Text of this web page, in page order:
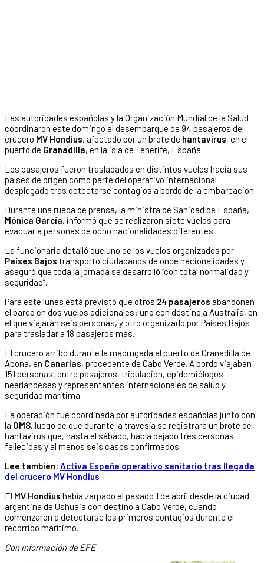
Las autoridades españolas y la Organización Mundial de la Salud
coordinaron este domingo el desembarque de 94 pasajeros del
crucero MV Hondius, afectado por un brote de hantavirus, en el
puerto de Granadilla, en la isla de Tenerife, España.
Los pasajeros fueron trasladados en distintos vuelos hacia sus
países de origen como parte del operativo internacional
desplegado tras detectarse contagios a bordo de la embarcación.
Durante una rueda de prensa, la ministra de Sanidad de España,
Mónica García, informó que se realizaron siete vuelos para
evacuar a personas de ocho nacionalidades diferentes.
La funcionaria detalló que uno de los vuelos organizados por
Países Bajos transportó ciudadanos de once nacionalidades y
aseguró que toda la jornada se desarrolló “con total normalidad y
seguridad”.
Para este lunes está previsto que otros 24 pasajeros abandonen
el barco en dos vuelos adicionales: uno con destino a Australia, en
el que viajarán seis personas, y otro organizado por Países Bajos
para trasladar a 18 pasajeros más.
El crucero arribó durante la madrugada al puerto de Granadilla de
Abona, en Canarias, procedente de Cabo Verde. A bordo viajaban
151 personas, entre pasajeros, tripulación, epidemiólogos
neerlandeses y representantes internacionales de salud y
seguridad marítima.
La operación fue coordinada por autoridades españolas junto con
la OMS, luego de que durante la travesía se registrara un brote de
hantavirus que, hasta el sábado, había dejado tres personas
fallecidas y al menos seis casos confirmados.
Lee también: Activa España operativo sanitario tras llegada
del crucero MV Hondius
El MV Hondius había zarpado el pasado 1 de abril desde la ciudad
argentina de Ushuaia con destino a Cabo Verde, cuando
comenzaron a detectarse los primeros contagios durante el
recorrido marítimo.
Con información de EFE